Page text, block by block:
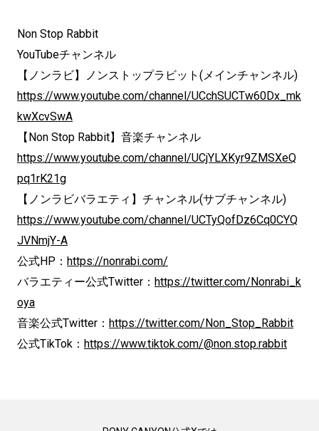
Non Stop Rabbit
YouTubeチャンネル
【ノンラビ】ノンストップラビット(メインチャンネル)
https://www.youtube.com/channel/UCchSUCTw60Dx_mk
kwXcvSwA
【Non Stop Rabbit】音楽チャンネル
https://www.youtube.com/channel/UCjYLXKyr9ZMSXeQ
pq1rK21g
【ノンラビバラエティ】チャンネル(サブチャンネル)
https://www.youtube.com/channel/UCTyQofDz6Cq0CYQ
JVNmjY-A
公式HP： https://nonrabi.com/
バラエティー公式Twitter： https://twitter.com/Nonrabi_k
oya
音楽公式Twitter： https://twitter.com/Non_Stop_Rabbit
公式TikTok： https://www.tiktok.com/@non.stop.rabbit